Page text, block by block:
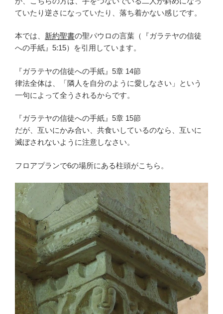
ていたり逆さになっていたり、落ち着かない感じです。
本では、 新約聖書の聖パウロの言葉（『ガラテヤの信徒
への手紙』5:15）を引用しています。
『ガラテヤの信徒への手紙』5章 14節
律法全体は、「隣人を自分のように愛しなさい」という
一句によって全うされるからです。
『ガラテヤの信徒への手紙』5章 15節
だが、互いにかみ合い、共食いしているのなら、互いに
滅ぼされないように注意しなさい。
フロアプランで6の場所にある柱頭がこちら。